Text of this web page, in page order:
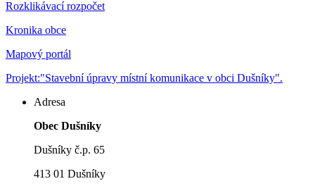
Rozklikávací rozpočet
Kronika obce
Mapový portál
Projekt:"Stavební úpravy místní komunikace v obci Dušníky".
Adresa
Obec Dušníky
Dušníky č.p. 65
413 01 Dušníky